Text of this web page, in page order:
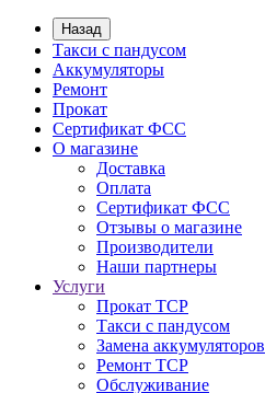
Назад
Такси с пандусом
Аккумуляторы
Ремонт
Прокат
Сертификат ФСС
О магазине
Доставка
Оплата
Сертификат ФСС
Отзывы о магазине
Производители
Наши партнеры
Услуги
Прокат ТСР
Такси с пандусом
Замена аккумуляторов
Ремонт ТСР
Обслуживание